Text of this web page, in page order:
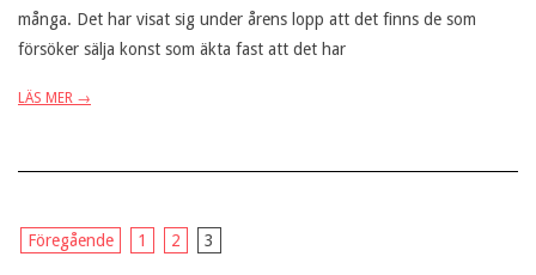
många. Det har visat sig under årens lopp att det finns de som
försöker sälja konst som äkta fast att det har
LÄS MER →
Sidnumrering
Föregående 1 2 3